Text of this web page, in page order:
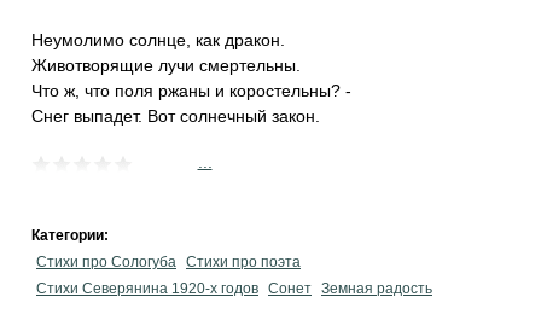
Неумолимо солнце, как дракон.
Животворящие лучи смертельны.
Что ж, что поля ржаны и коростельны? -
Снег выпадет. Вот солнечный закон.
Категории:
Стихи про Сологуба Стихи про поэта
Стихи Северянина 1920-х годов Сонет Земная радость